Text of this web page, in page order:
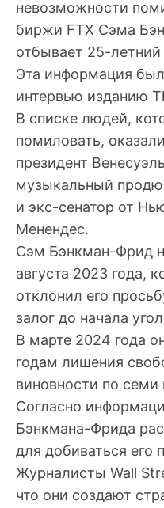
невозможности
биржи FTX Сэма
отбывает 25-
Эта информация
интервью изданию
В списке людей,
помиловать,
президент
музыкальный
и экс-сенатор от
Менендес.
Сэм Бэнкман-Фрид
августа 2023 года,
отклонил его
залог до начала
В марте 2024 года
годам лишения
виновности по семи
Согласно
Бэнкмана-Фрида
для добиваться его
Журналисты Wall
что они создают